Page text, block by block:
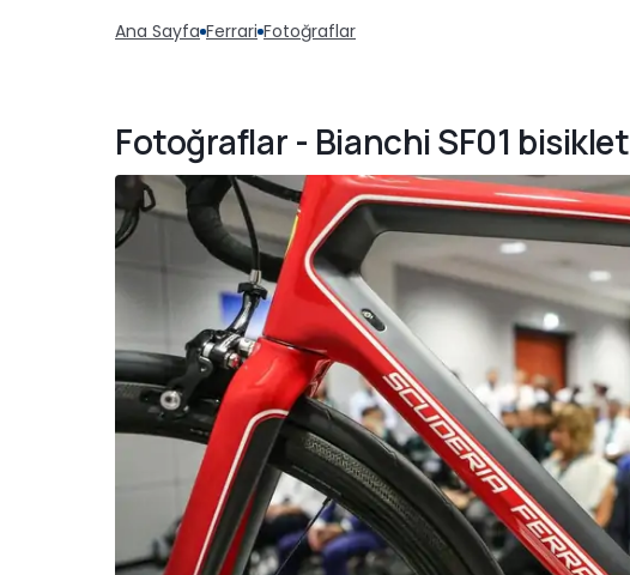
Ana Sayfa Ferrari Fotoğraflar
Fotoğraflar - Bianchi SF01 bisiklet